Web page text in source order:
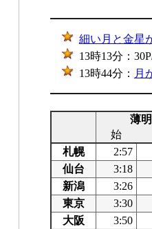
細い月と金星
13時13分：
13時44分： 月
薄明
始
札幌
2:57
仙台
3:18
新潟
3:26
東京
3:30
大阪
3:50